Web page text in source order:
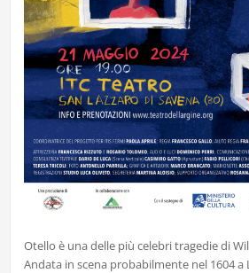
Otello è una delle più celebri tragedie di
Andata in scena probabilmente nel 1604 a